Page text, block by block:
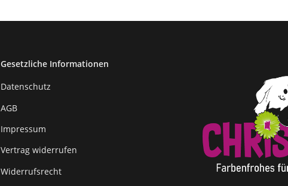
Gesetzliche Informationen
Datenschutz
AGB
Impressum
Vertrag widerrufen
Widerrufsrecht